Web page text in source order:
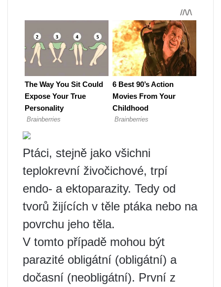
Ptáci, stejně jako všichni
teplokrevní živočichové, trpí
endo- a ektoparazity. Tedy od
tvorů žijících v těle ptáka nebo na
povrchu jeho těla.
V tomto případě mohou být
parazité obligátní (obligátní) a
dočasní (neobligátní). První z